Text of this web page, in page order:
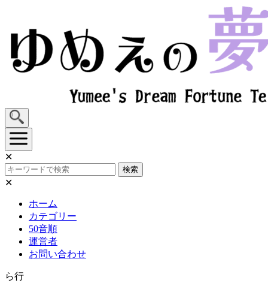
content
✕
検索
✕
ホーム
カテゴリー
50音順
運営者
お問い合わせ
ら行